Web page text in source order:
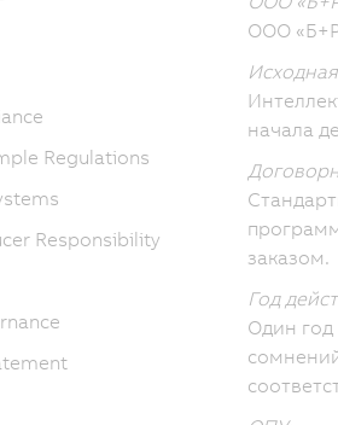
ООО «Б+Р
начала
заказом.
Год
Один
Regulations
Responsibility